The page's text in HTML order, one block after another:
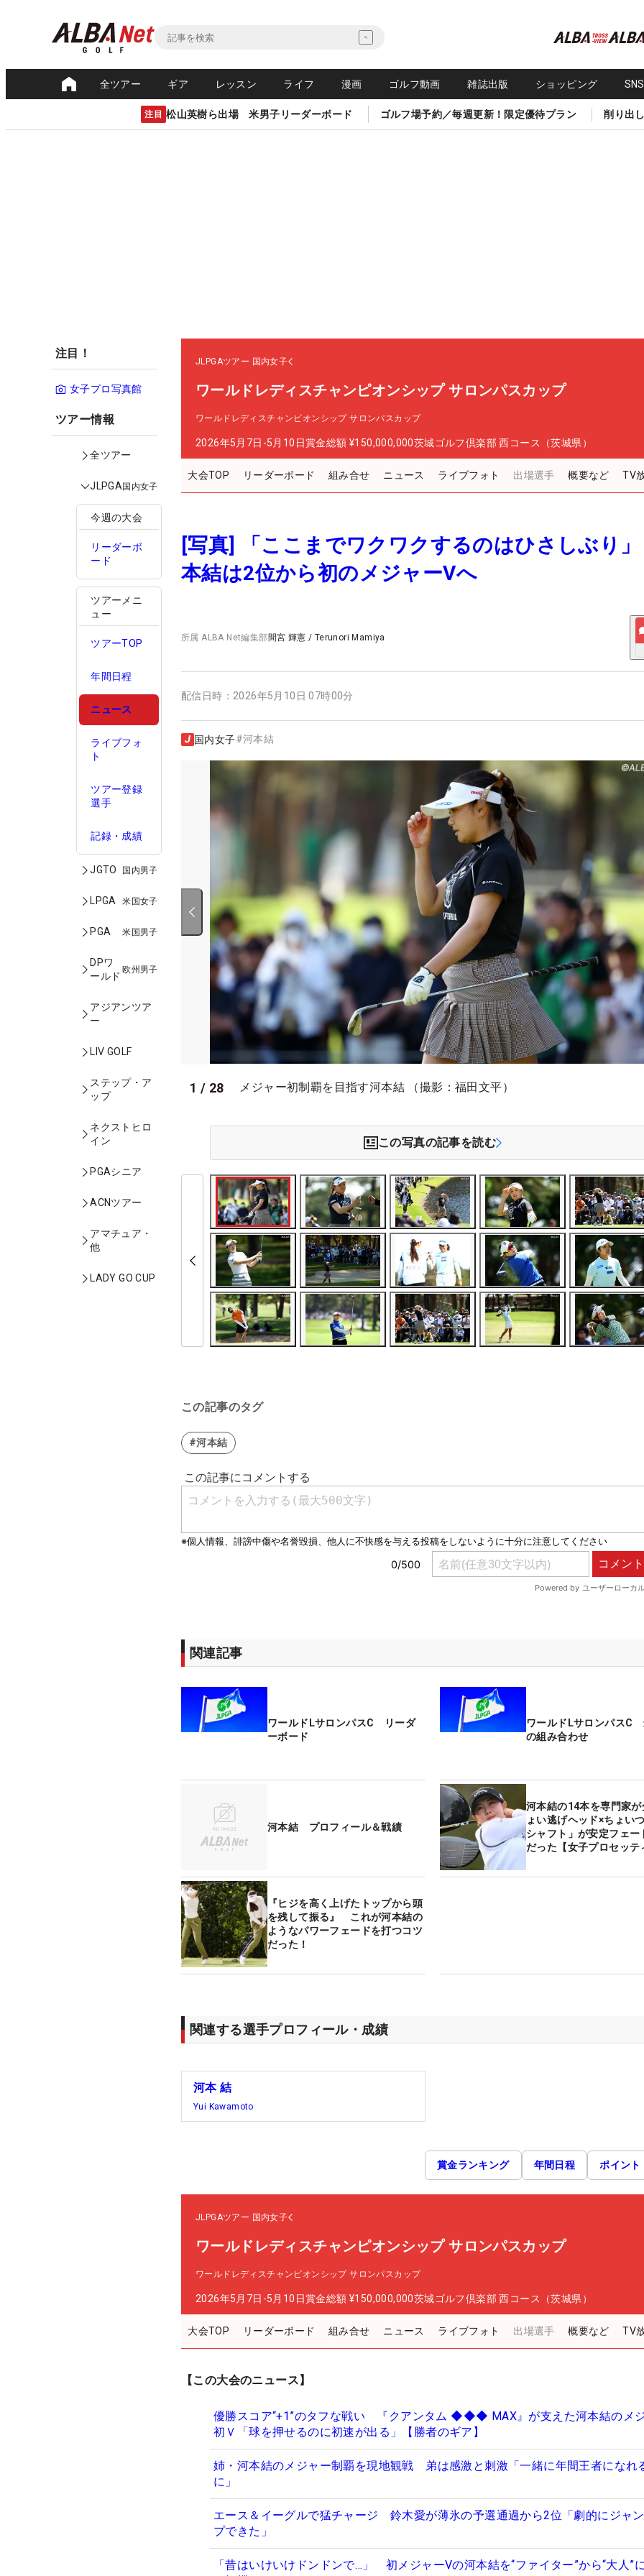
全ツアー ギア レッスン ライフ 漫画 ゴルフ動画 雑誌出版 ショッピング
注目 松山英樹ら出場 米男子リーダーボード ゴルフ場予約／毎週更新！限定優待プラン 削り出
注目！
女子プロ写真館
ツアー情報
全ツアー
JLPGA国内女子
今週の大会
リーダーボ
ード
ツアーメニ
ュー
ツアーTOP
年間日程
ニュース
ライブフォ
ト
ツアー登録
選手
記録・成績
JGTO 国内男子
LPGA 米国女子
PGA 米国男子
DPワ
ールド
欧州男子
アジアンツア
ー
LIV GOLF
ステップ・ア
ップ
ネクストヒロ
イン
PGAシニア
ACNツアー
アマチュア・
他
LADY GO CUP
JLPGAツアー 国内女子
ワールドレディスチャンピオンシップ サロンパスカップ
ワールドレディスチャンピオンシップ サロンパスカップ
2026年5月7日-5月10日賞金総額 ¥150,000,000茨城ゴルフ倶楽部 西コース（茨城県）
大会TOP リーダーボード 組み合せ ニュース ライブフォト 出場選手 概要など TV
[写真] 「ここまでワクワクするのはひさしぶり
本結は2位から初のメジャーVへ
所属ALBA Net編集部間宮 輝憲 / Terunori Mamiya
配信日時： 2026年5月10日 07時00分
国内女子#河本結
1 / 28 メジャー初制覇を目指す河本結 （撮影：福田文平）
この写真の記事を読む
この記事のタグ
#河本結
関連記事
ワールドLサロンパスC リーダ
ーボード
ワールドLサロンパスC
の組み合わせ
河本結 プロフィール＆戦績
河本結の14本を専門家
ょい逃げヘッド×ちょい
シャフト」が安定フェー
だった【女子プロセッテ
『ヒジを高く上げたトップから頭
を残して振る』 これが河本結の
ようなパワーフェードを打つコツ
だった！
関連する選手プロフィール・成績
河本 結
Yui Kawamoto
賞金ランキング 年間日程 ポイント
JLPGAツアー 国内女子
ワールドレディスチャンピオンシップ サロンパスカップ
ワールドレディスチャンピオンシップ サロンパスカップ
2026年5月7日-5月10日賞金総額 ¥150,000,000茨城ゴルフ倶楽部 西コース（茨城県）
大会TOP リーダーボード 組み合せ ニュース ライブフォト 出場選手 概要など TV
【この大会のニュース】
優勝スコア“+1”のタフな戦い 『クアンタム ◆◆◆ MAX』が支えた河本結のメ
初Ｖ「球を押せるのに初速が出る」【勝者のギア】
姉・河本結のメジャー制覇を現地観戦 弟は感激と刺激「一緒に年間王者になれ
に」
エース＆イーグルで猛チャージ 鈴木愛が薄氷の予選通過から2位「劇的にジャ
プできた」
「昔はいけいけドンドンで…」 初メジャーVの河本結を“ファイター”から“大人”